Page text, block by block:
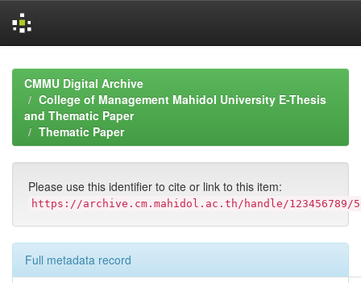
navigationCMMU Digital Archive
College of Management Mahidol University E-Thesis
and Thematic Paper
Thematic Paper
Please use this identifier to cite or link to this item:
https://archive.cm.mahidol.ac.th/handle/123456789/
Full metadata record